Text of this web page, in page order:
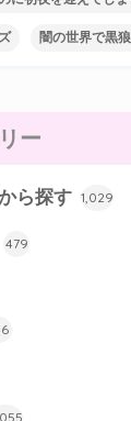
闇の世界で黒
ー
ら探す 1,029
479